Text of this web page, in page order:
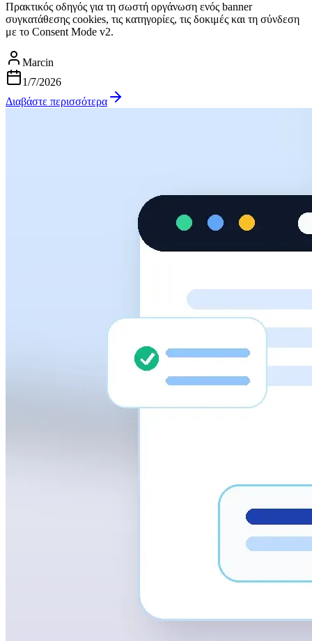
Πρακτικός οδηγός για τη σωστή οργάνωση ενός banner
συγκατάθεσης cookies, τις κατηγορίες, τις δοκιμές και τη σύνδεση
με το Consent Mode v2.
Marcin
1/7/2026
Διαβάστε περισσότερα